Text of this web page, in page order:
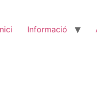
Informació